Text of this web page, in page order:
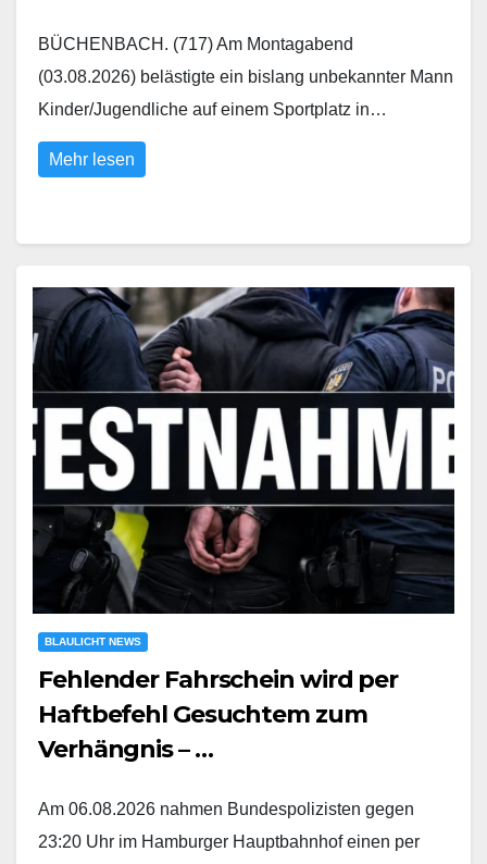
BÜCHENBACH. (717) Am Montagabend
(03.08.2026) belästigte ein bislang unbekannter Mann
Kinder/Jugendliche auf einem Sportplatz in…
Mehr lesen
BLAULICHT NEWS
Fehlender Fahrschein wird per
Haftbefehl Gesuchtem zum
Verhängnis – …
Am 06.08.2026 nahmen Bundespolizisten gegen
23:20 Uhr im Hamburger Hauptbahnhof einen per